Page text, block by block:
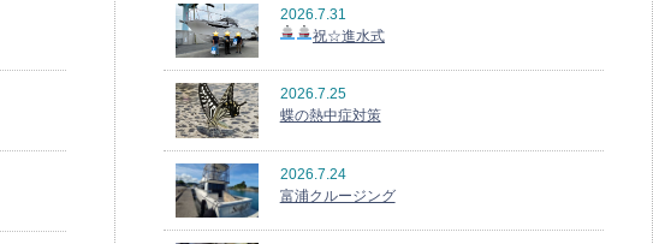
2026.7.31
祝☆進水式
2026.7.25
蝶の熱中症対策
2026.7.24
富浦クルージング